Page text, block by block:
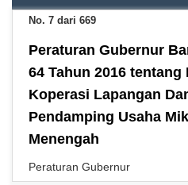
No. 7 dari 669
Peraturan Gubernur
64 Tahun 2016
Koperasi Lapangan
Pendamping Usaha
Menengah
Peraturan Gubernur